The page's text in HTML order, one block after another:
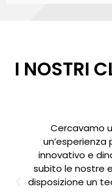
I NOSTRI
Cercavamo
innovativo e
subito le nostre
disposizione un